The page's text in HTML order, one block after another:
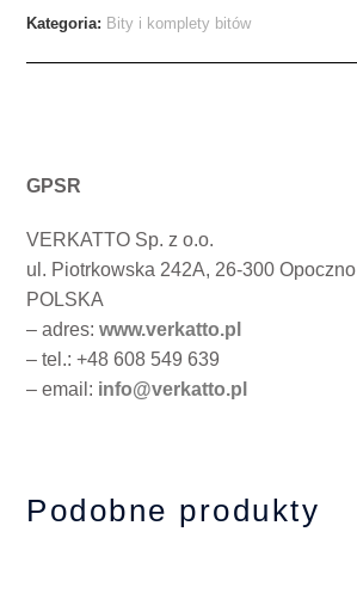
Kategoria: Bity i komplety bitów
GPSR
VERKATTO Sp. z o.o.
ul. Piotrkowska 242A, 26-300 Opoczno
POLSKA
– adres:www.verkatto.pl
– tel.: +48 608 549 639
– email: info@verkatto.pl
Podobne produkty